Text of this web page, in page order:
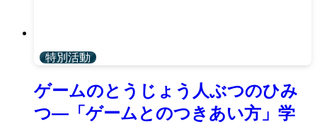
特別活動
ゲームのとうじょう人ぶつのひみ
つ―「ゲームとのつきあい方」学